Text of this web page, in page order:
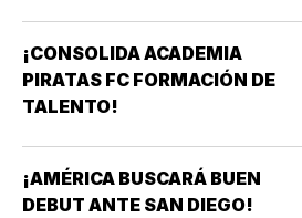
¡CONSOLIDA ACADEMIA
PIRATAS FC FORMACIÓN DE
TALENTO!
¡AMÉRICA BUSCARÁ BUEN
DEBUT ANTE SAN DIEGO!